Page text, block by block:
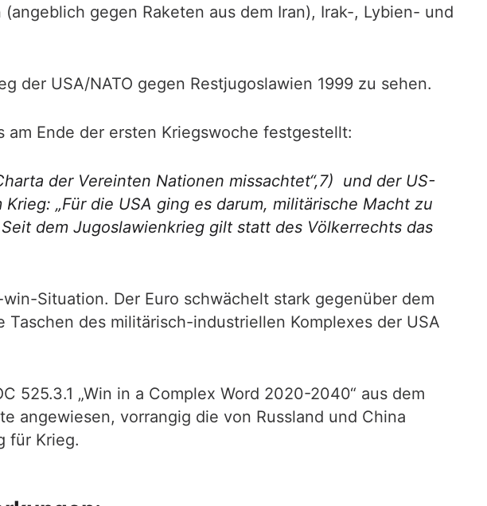
gegen Raketen aus dem Iran), Irak-, Lybien- und
der USA/NATO gegen Restjugoslawien 1999 zu sehen.
Ende der ersten Kriegswoche festgestellt:
der Vereinten Nationen missachtet“,7) und der US-
„Für die USA ging es darum, militärische Macht zu
dem Jugoslawienkrieg gilt statt des Völkerrechts das
Situation. Der Euro schwächelt stark gegenüber dem
des militärisch-industriellen Komplexes der USA
525.3.1 „Win in a Complex Word 2020-2040“ aus dem
angewiesen, vorrangig die von Russland und China
für Krieg.